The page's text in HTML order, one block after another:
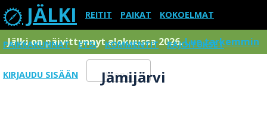
JÄLKI REITIT PAIKAT KOKOELMAT
PAIKKAKUNNAT ETSI KOMMENTIT RAJOITUKSET
KIRJAUDU SISÄÄN Menu
Jälki on päivittynnyt elokuussa 2026.Lue tarkemmin
Jämijärvi